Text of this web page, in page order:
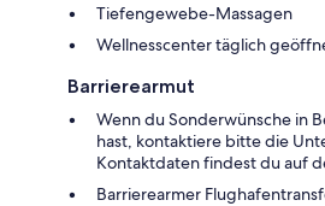
Tiefengewebe-Massagen
Wellnesscenter täglich
Barrierearmut
Wenn du Sonderwünsche in
hast, kontaktiere bitte die
Kontaktdaten findest du auf
Barrierearmer